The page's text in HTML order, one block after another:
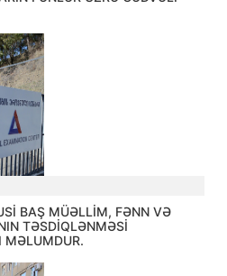
BAŞ MÜƏLLİM, FƏNN VƏ
TƏSDİQLƏNMƏSİ
MƏLUMDUR.